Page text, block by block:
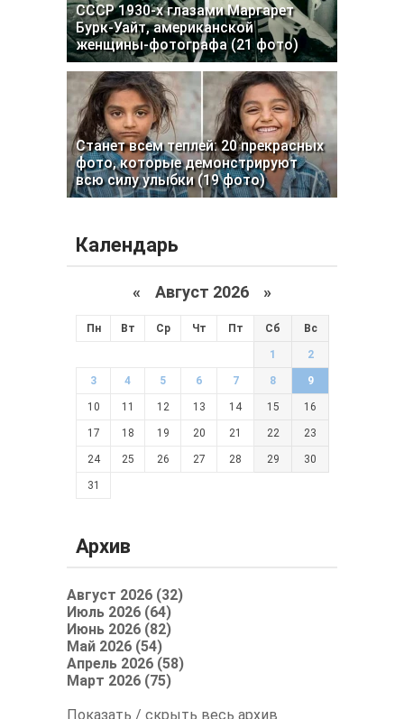
СССР 1930-х глазами Маргарет
Бурк-Уайт, американской
женщины-фотографа (21 фото)
Станет всем теплей: 20 прекрасных
фото, которые демонстрируют
всю силу улыбки (19 фото)
Календарь
« Август 2026 »
Пн Вт Ср Чт Пт Сб Вс
1 2
3 4 5 6 7 8 9
10 11 12 13 14 15 16
17 18 19 20 21 22 23
24 25 26 27 28 29 30
31
Архив
Август 2026 (32)
Июль 2026 (64)
Июнь 2026 (82)
Май 2026 (54)
Апрель 2026 (58)
Март 2026 (75)
Показать / скрыть весь архив